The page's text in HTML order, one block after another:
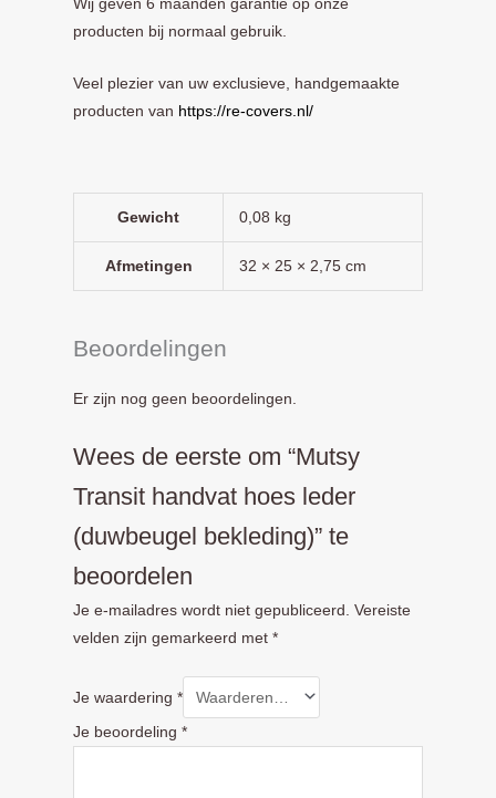
Wij geven 6 maanden garantie op onze
producten bij normaal gebruik.
Veel plezier van uw exclusieve, handgemaakte
producten van https://re-covers.nl/
Gewicht 0,08 kg
Afmetingen 32 × 25 × 2,75 cm
Beoordelingen
Er zijn nog geen beoordelingen.
Wees de eerste om “Mutsy
Transit handvat hoes leder
(duwbeugel bekleding)” te
beoordelen
Je e-mailadres wordt niet gepubliceerd. Vereiste
velden zijn gemarkeerd met *
Je waardering *
Je beoordeling *